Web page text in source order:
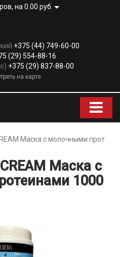
на 0.00 руб.
+375 (44) 749-60-00
(29) 554-88-16
+375 (29) 837-88-00
на карте
Маска с молочными
Маска с
1000